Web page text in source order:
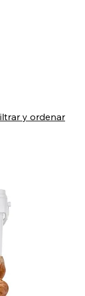
y ordenar